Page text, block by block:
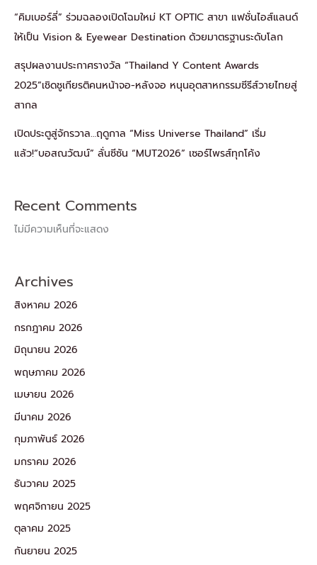
“คิมเบอร์ลี่” ร่วมฉลองเปิดโฉมใหม่ KT OPTIC สาขา แฟชั่นไอส์แลนด์
ให้เป็น Vision & Eyewear Destination ด้วยมาตรฐานระดับโลก
สรุปผลงานประกาศรางวัล “Thailand Y Content Awards
2025”เชิดชูเกียรติคนหน้าจอ-หลังจอ หนุนอุตสาหกรรมซีรีส์วายไทยสู่
สากล
เปิดประตูสู่จักรวาล…ฤดูกาล “Miss Universe Thailand” เริ่ม
แล้ว!“บอสณวัฒน์” ลั่นซีซัน “MUT2026” เซอร์ไพรส์ทุกโค้ง
Recent Comments
ไม่มีความเห็นที่จะแสดง
Archives
สิงหาคม 2026
กรกฎาคม 2026
มิถุนายน 2026
พฤษภาคม 2026
เมษายน 2026
มีนาคม 2026
กุมภาพันธ์ 2026
มกราคม 2026
ธันวาคม 2025
พฤศจิกายน 2025
ตุลาคม 2025
กันยายน 2025